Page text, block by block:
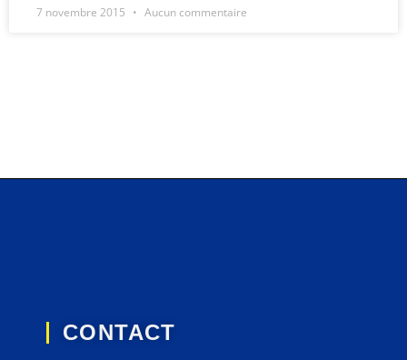
7 novembre 2015 Aucun commentaire
CONTACT